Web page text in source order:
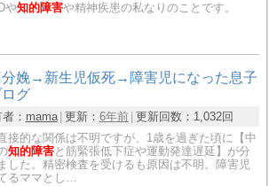
や知的障害や精神疾患の私なりのことです。
分娩→新生児仮死→障害児になった息子
グ
： mama 更新： 6年前 更新回数： 1,032回
接的な関係は不明ですが、1歳を過ぎた頃に【中
知的障害と筋緊張低下症や運動発達遅延】が分
した。精密検査を受けるも原因は不明。障害児
るママとし…